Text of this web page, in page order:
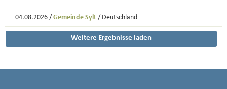
04.08.2026 / Gemeinde Sylt / Deutschland
Weitere Ergebnisse laden